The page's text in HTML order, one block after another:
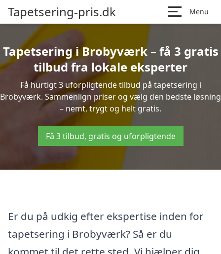
Tapetsering-pris.dk Menu
Tapetsering i Brobyværk – få 3 gratis
tilbud fra lokale eksperter
Få hurtigt 3 uforpligtende tilbud på tapetsering i
Brobyværk. Sammenlign priser og vælg den bedste løsning
– nemt, trygt og helt gratis.
Få 3 tilbud, gratis og uforpligtende
Er du på udkig efter ekspertise inden for
tapetsering i Brobyværk? Så er du